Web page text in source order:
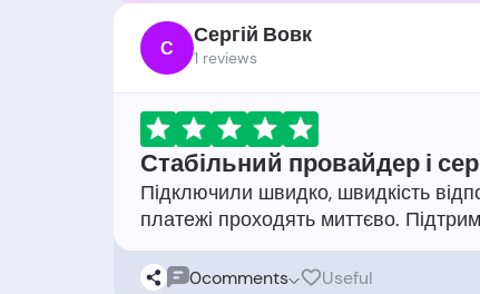
С Сергій Вовк
1 reviews
Стабільний провайдер і
Підключили швидко, швидкість
0comments Useful